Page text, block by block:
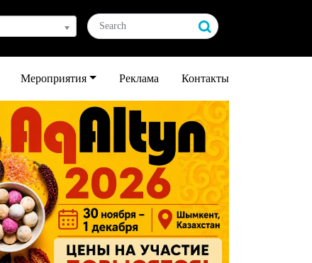
Мероприятия Реклама Контакты